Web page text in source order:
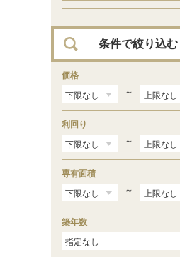
条件で絞り込む
価格
～
利回り
～
専有面積
～
築年数